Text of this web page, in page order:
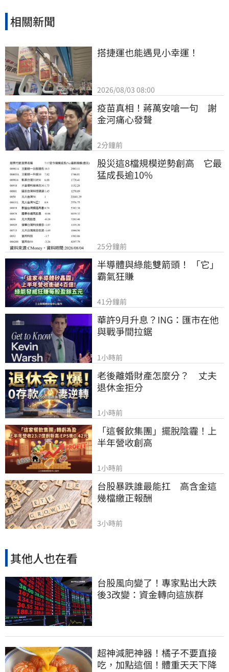
相關新聞
搭捷運也能遇見小幸運！
2026/08/03 08:00
疫苗真相！蔣萬安嗆一句　謝
金河痛心發聲
2分鐘前
股災這8檔規模逆勢創高　它最
猛成長逾10%
25分鐘前
半導體與綠能雙箭頭！ 「它」
霸氣狂賺
41分鐘前
華許9月升息？ING：匯市在他
與戰爭間拉鋸
1小時前
老後離婚財產怎麼分？　丈夫
退休金拒分
1小時前
「這餐飲集團」擺脫陰霾！上
半年營收創高
1小時前
台股暴跌誰最能扛　高含金這
幾檔繳正報酬
3小時前
其他人也在看
台股風向變了！專家點出大跌
後3改變：資金轉向這族群
超神減肥神器！橘子不要直接
吃，加點這個！體重天天下降